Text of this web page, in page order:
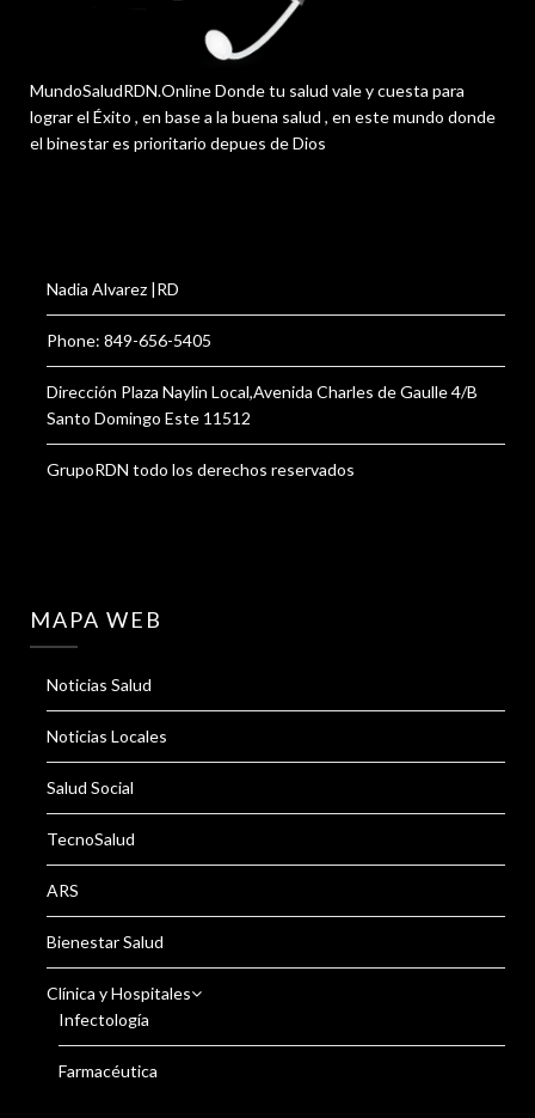
MundoSaludRDN.Online Donde tu salud vale y cuesta para
lograr el Éxito , en base a la buena salud , en este mundo donde
el binestar es prioritario depues de Dios
Nadia Alvarez |RD
Phone: 849-656-5405
Dirección Plaza Naylin Local,Avenida Charles de Gaulle 4/B
Santo Domingo Este 11512
GrupoRDN todo los derechos reservados
MAPA WEB
Noticias Salud
Noticias Locales
Salud Social
TecnoSalud
ARS
Bienestar Salud
Clínica y Hospitales
Infectología
Farmacéutica